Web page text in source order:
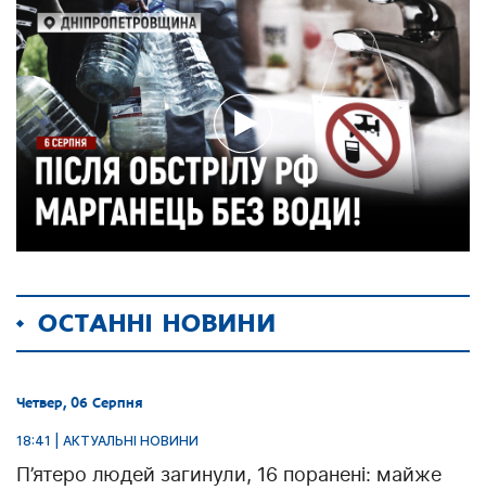
ОСТАННІ НОВИНИ
Четвер, 06 Серпня
18:41 | АКТУАЛЬНІ НОВИНИ
П’ятеро людей загинули, 16 поранені: майже